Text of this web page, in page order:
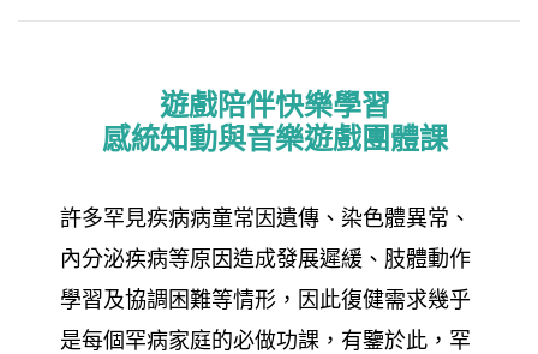
遊戲陪伴快樂學習
感統知動與音樂遊戲團體課
許多罕見疾病病童常因遺傳、染色體異常、
內分泌疾病等原因造成發展遲緩、肢體動作
學習及協調困難等情形，因此復健需求幾乎
是每個罕病家庭的必做功課，有鑒於此，罕